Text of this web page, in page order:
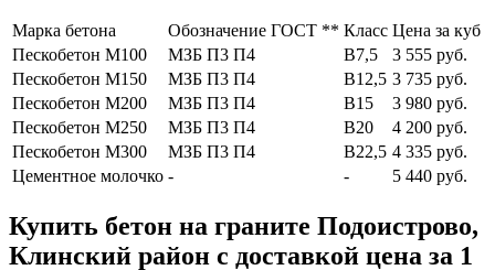
Марка бетона Обозначение ГОСТ ** Класс Цена за куб
Пескобетон М100
МЗБ П3 П4 В7,5
3 555 руб.
Пескобетон М150
МЗБ П3 П4 В12,5 3 735 руб.
Пескобетон М200
МЗБ П3 П4 В15
3 980 руб.
Пескобетон М250
МЗБ П3 П4 В20
4 200 руб.
Пескобетон М300
МЗБ П3 П4 В22,5 4 335 руб.
Цементное молочко - - 5 440 руб.
Купить бетон на граните Подоистрово,
Клинский район с доставкой цена за 1